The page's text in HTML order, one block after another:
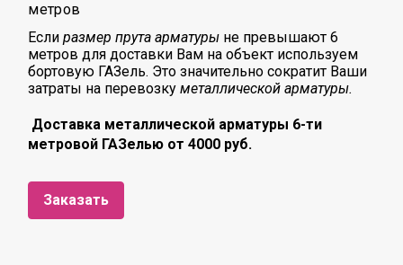
метров
Еслиразмер прута арматуры не превышают 6
метров для доставки Вам на объект используем
бортовую ГАЗель. Это значительно сократит Ваши
затраты на перевозкуметаллической арматуры.
Доставка металлической арматуры 6-ти
метровой ГАЗелью от 4000 руб.
Заказать